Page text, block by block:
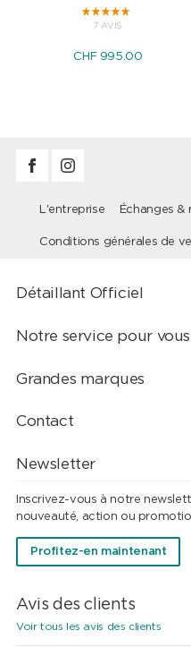
7 AVIS
CHF 995.00
L'entreprise Échanges &
Conditions générales de
Détaillant Officiel
Notre service pour vous
Grandes marques
Contact
Newsletter
Inscrivez-vous à notre
nouveauté, action ou
Profitez-en maintenant
Avis des clients
Voir tous les avis des clients